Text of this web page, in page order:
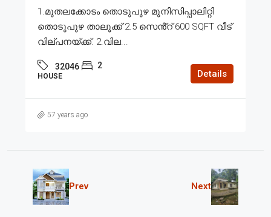
1.മുതലക്കോടം തൊടുപുഴ മുനിസിപ്പാലിറ്റി
തൊടുപുഴ താലൂക്ക് 2.5 സെൻ്റ് 600 SQFT വീട്
വില്പനയ്ക്ക്. 2.വില...
32046 2
HOUSE Details
57 years ago
Prev Next